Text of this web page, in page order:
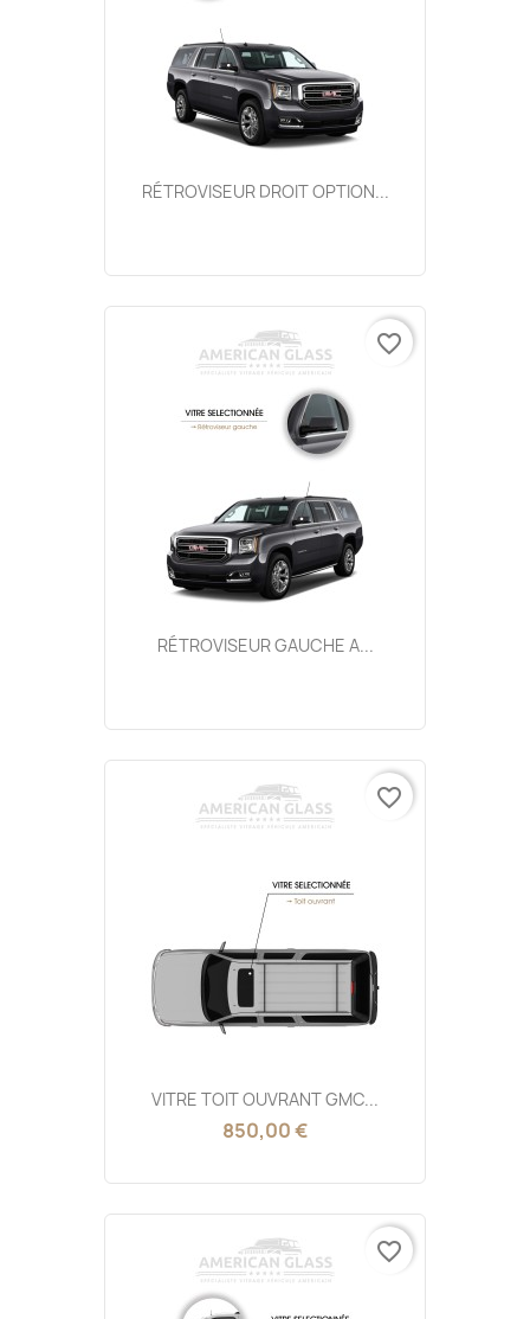
RÉTROVISEUR DROIT OPTION...
RÉTROVISEUR GAUCHE A...
favorite_border
VITRE TOIT OUVRANT GMC...
850,00 €
favorite_border
favorite_border